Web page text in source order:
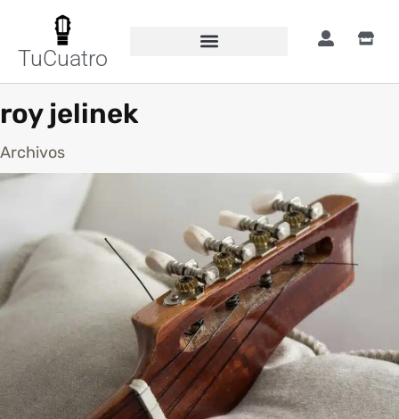
TuCuatro
roy jelinek
Archivos